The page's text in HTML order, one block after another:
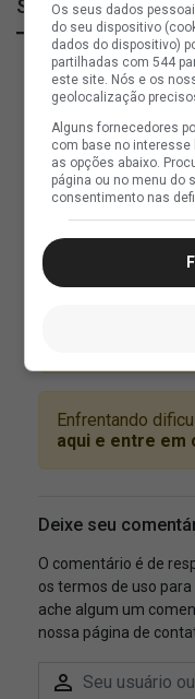
SuperVasco
Os seus dados
do seu dispositivo
dados do dispositivo)
partilhadas com 544
este site. Nós e os
geolocalização
Alguns fornecedores
com base no interesse
as opções abaixo.
página ou no menu do
consentimento nas